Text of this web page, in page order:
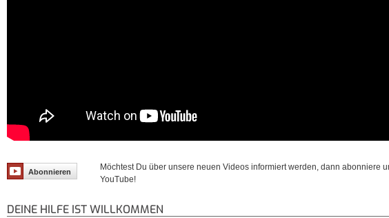
Abonnieren
Möchtest Du über unsere neuen Videos informiert werden, dann abonniere
YouTube!
DEINE HILFE IST WILLKOMMEN